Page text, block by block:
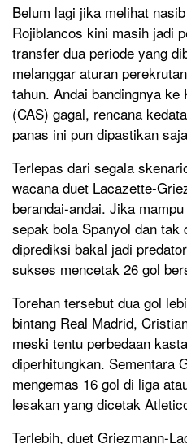
Belum lagi jika melihat
Rojiblancos kini masih jadi
transfer dua periode yang
melanggar aturan
tahun. Andai bandingnya
(CAS) gagal, rencana
panas ini pun dipastikan
Terlepas dari segala
wacana duet Lacazette-
berandai-andai. Jika
sepak bola Spanyol dan tak
diprediksi bakal jadi
sukses mencetak 26 gol
Torehan tersebut dua gol
bintang Real Madrid,
meski tentu perbedaan
diperhitungkan. Sementara
mengemas 16 gol di liga
lesakan yang dicetak
Terlebih, duet Griezmann-